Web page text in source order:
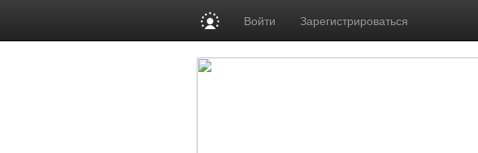
Войти Зарегистрироваться